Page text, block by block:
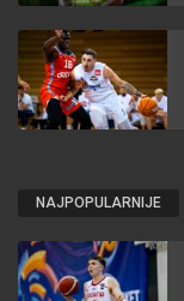
NAJPOPULARNIJE